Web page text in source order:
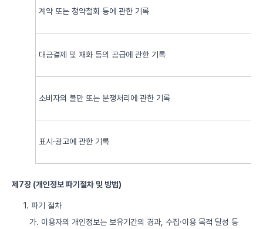
계약 또는 청약철회 등에 관한 기록
대금결제 및 재화 등의 공급에 관한 기록
소비자의 불만 또는 분쟁처리에 관한 기록
표시·광고에 관한 기록
제7장 (개인정보 파기절차 및 방법)
1. 파기 절차
가. 이용자의 개인정보는 보유기간의 경과, 수집·이용 목적 달성 등